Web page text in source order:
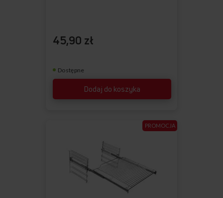
Dodaj do koszyka
45,90 zł
Dostępne
PROMOCJA